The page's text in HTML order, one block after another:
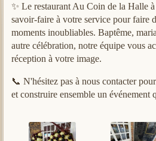
✨ Le restaurant Au Coin de la Halle
savoir-faire à votre service pour faire
moments inoubliables. Baptême,
autre célébration, notre équipe vous
réception à votre image.
📞 N'hésitez pas à nous contacter
et construire ensemble un événement